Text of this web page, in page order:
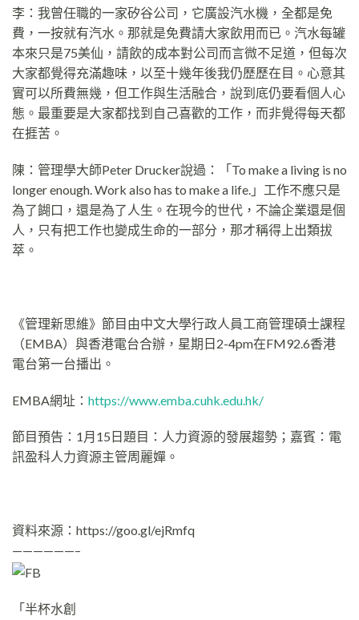
李：我曾任職的一家矽谷公司，它廣設汽水機，全都是免
費，一按就有汽水。那就是免費請大家飲用而已。汽水每罐
本來只是75美仙，請飲的成本對公司而言微不足道，但每次
大家都覺得充滿趣味，以至十幾年後我仍歷歷在目。心意其
實可以所費無幾，但工作與生活融合，說到底仍要看個人心
態。最重要是大家都找到自己喜歡的工作，而非覺得每天都
在捱苦。
陳：管理學大師Peter Drucker說過：「To make a living is no
longer enough. Work also has to make a life.」工作不應只是
為了餬口，還是為了人生。在現今的世代，不論企業還是個
人，只有把工作也變成生命的一部分，那才稱得上出類拔
萃。
《管理新思維》節目由中文大學行政人員工商管理碩士課程
（EMBA）與香港電台合辦，星期日2-4pm在FM92.6香港
電台第一台播出。
EMBA網址： https://www.emba.cuhk.edu.hk/
節目預告：1月15日題目：人力資源的發展趨勢；嘉賓：電
訊盈科人力資源主管周麗嬋。
資料來源：https://goo.gl/ejRmfq
——————–
「半杯水創